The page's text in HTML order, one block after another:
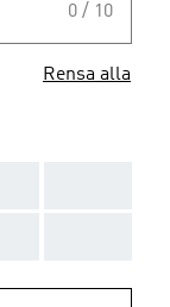
0 / 10
Rensa alla